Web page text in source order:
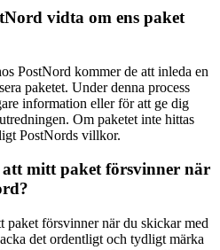
vidta om ens paket
PostNord kommer de att inleda en
paketet. Under denna process
information eller för att ge dig
Om paketet inte hittas
PostNords villkor.
mitt paket försvinner när
paket försvinner när du skickar med
det ordentligt och tydligt märka